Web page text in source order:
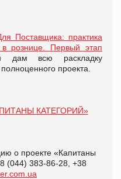
Поставщика: практика
в рознице. Первый этап
всю раскладку
проекта.
КАТЕГОРИЙ»
о проекте «Капитаны
(044) 383-86-28, +38